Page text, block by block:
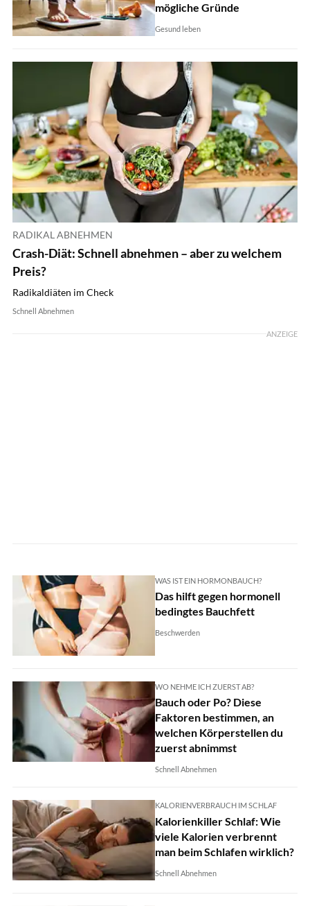
mögliche Gründe
Gesund leben
RADIKAL ABNEHMEN
Crash-Diät: Schnell abnehmen – aber zu welchem
Preis?
Radikaldiäten im Check
Schnell Abnehmen
ANZEIGE
WAS IST EIN HORMONBAUCH?
Das hilft gegen hormonell
bedingtes Bauchfett
Beschwerden
WO NEHME ICH ZUERST AB?
Bauch oder Po? Diese
Faktoren bestimmen, an
welchen Körperstellen du
zuerst abnimmst
Schnell Abnehmen
KALORIENVERBRAUCH IM SCHLAF
Kalorienkiller Schlaf: Wie
viele Kalorien verbrennt
man beim Schlafen wirklich?
Schnell Abnehmen